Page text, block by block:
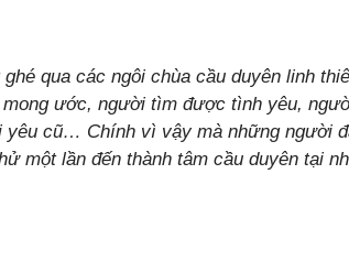
qua các ngôi chùa cầu duyên linh
ước, người tìm được tình yêu,
cũ… Chính vì vậy mà những người
một lần đến thành tâm cầu duyên tại